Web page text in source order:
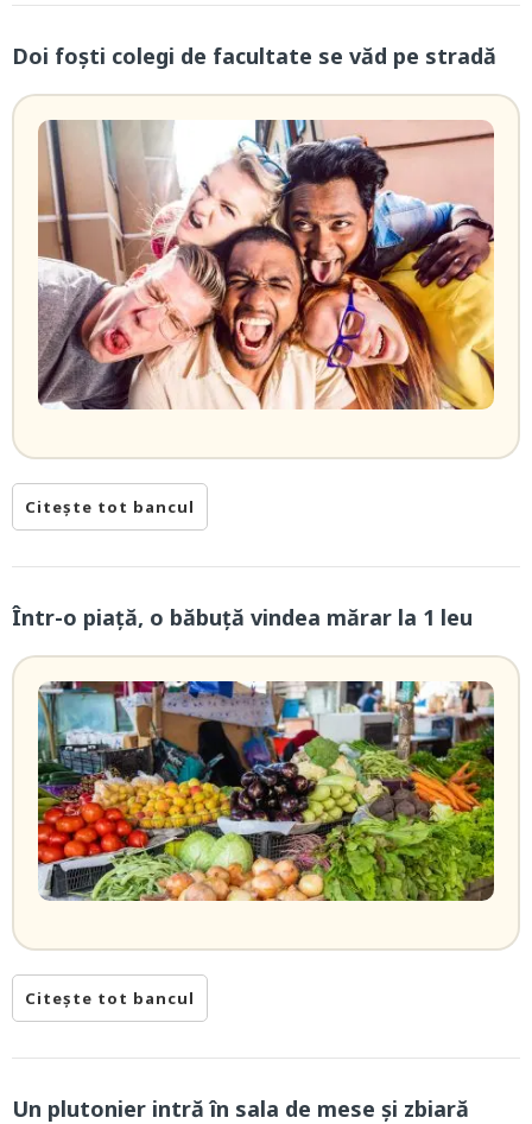
Doi foști colegi de facultate se văd pe stradă
Citește tot bancul
Într-o piață, o băbuță vindea mărar la 1 leu
Citește tot bancul
Un plutonier intră în sala de mese şi zbiară